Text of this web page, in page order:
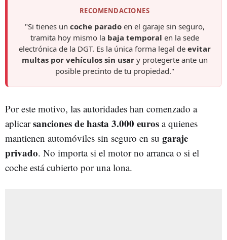
RECOMENDACIONES
"Si tienes un coche paradoen el garaje sin seguro,
tramita hoy mismo la baja temporal en la sede
electrónica de la DGT. Es la única forma legal de evitar
multas por vehículos sin usary protegerte ante un
posible precinto de tu propiedad."
Por este motivo, las autoridades han comenzado a
aplicarsanciones de hasta 3.000 euros a quienes
mantienen automóviles sin seguro en su garaje
privado. No importa si el motor no arranca o si el
coche está cubierto por una lona.